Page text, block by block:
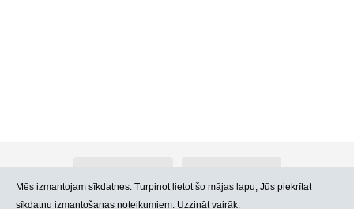
Mēs izmantojam sīkdatnes. Turpinot lietot šo mājas lapu, Jūs piekrītat
sīkdatņu izmantošanas noteikumiem. Uzzināt vairāk.